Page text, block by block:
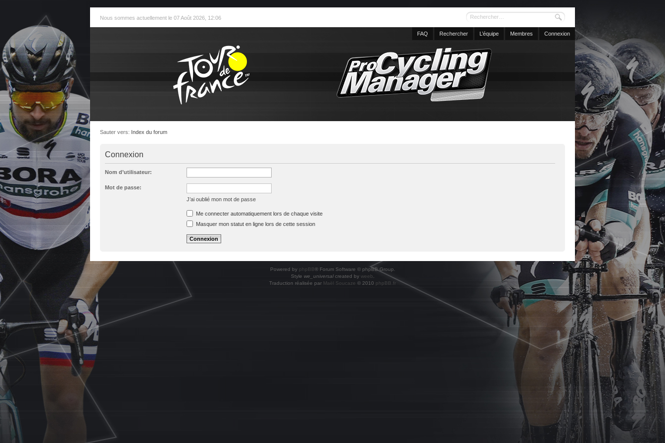
Nous sommes actuellement le 07 Août 2026, 12:06
FAQ Rechercher L’équipe Membres Connexion
Sauter vers: Index du forum
Connexion
Nom d’utilisateur:
Mot de passe:
J’ai oublié mon mot de passe
Me connecter automatiquement lors de chaque visite
Masquer mon statut en ligne lors de cette session
Powered by phpBB® Forum Software © phpBB Group.
Style we_universalcreated by weeb
Traduction réalisée par Maël Soucaze © 2010 phpBB.fr